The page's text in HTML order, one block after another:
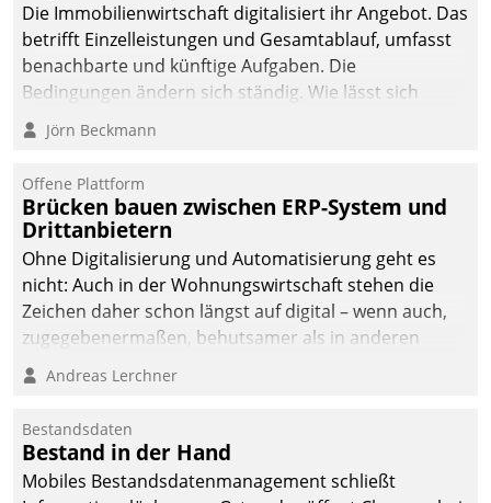
Die Immobilienwirtschaft digitalisiert ihr Angebot. Das
betrifft Einzelleistungen und Gesamtablauf, umfasst
benachbarte und künftige Aufgaben. Die
Bedingungen ändern sich ständig. Wie lässt sich
technisch die Kontrolle wahren und zugleich Freiraum
fürs Wachsen öffnen?
Jörn Beckmann
Offene Plattform
Brücken bauen zwischen ERP-System und
Drittanbietern
Ohne Digitalisierung und Automatisierung geht es
nicht: Auch in der Wohnungswirtschaft stehen die
Zeichen daher schon längst auf digital – wenn auch,
zugegebenermaßen, behutsamer als in anderen
Branchen.
Andreas Lerchner
Bestandsdaten
Bestand in der Hand
Mobiles Bestandsdatenmanagement schließt